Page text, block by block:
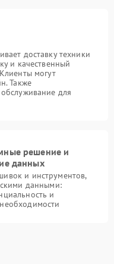
доставку техники
и качественный
могут
Также
обслуживание для
решение и
данных
и инструментов,
данными:
и